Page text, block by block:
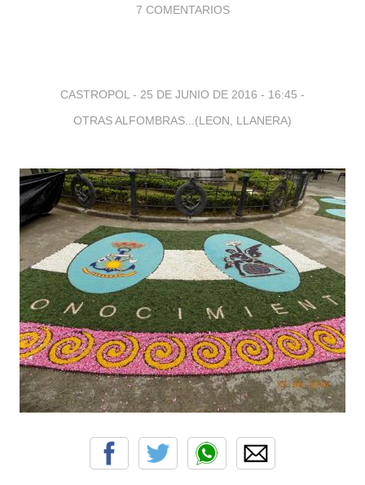
7 COMENTARIOS
CASTROPOL - 25 DE JUNIO DE 2016 - 16:45 -
OTRAS ALFOMBRAS...(LEON, LLANERA)